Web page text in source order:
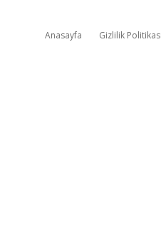
Anasayfa Gizlilik Politikası